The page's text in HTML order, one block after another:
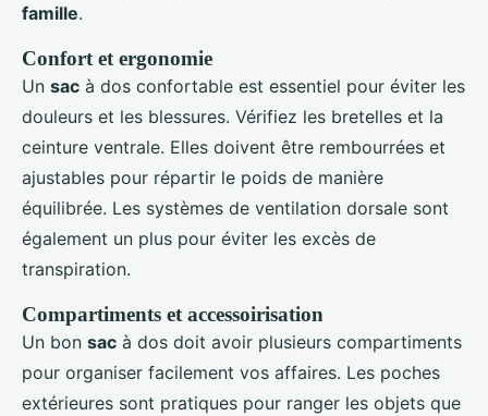
famille.
Confort et ergonomie
Un sac à dos confortable est essentiel pour éviter les
douleurs et les blessures. Vérifiez les bretelles et la
ceinture ventrale. Elles doivent être rembourrées et
ajustables pour répartir le poids de manière
équilibrée. Les systèmes de ventilation dorsale sont
également un plus pour éviter les excès de
transpiration.
Compartiments et accessoirisation
Un bon sac à dos doit avoir plusieurs compartiments
pour organiser facilement vos affaires. Les poches
extérieures sont pratiques pour ranger les objets que